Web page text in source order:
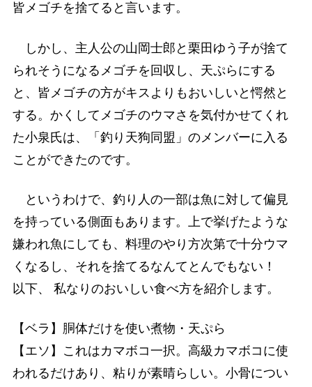
皆メゴチを捨てると言います。
しかし、主人公の山岡士郎と栗田ゆう子が捨て
られそうになるメゴチを回収し、天ぷらにする
と、皆メゴチの方がキスよりもおいしいと愕然と
する。かくしてメゴチのウマさを気付かせてくれ
た小泉氏は、「釣り天狗同盟」のメンバーに入る
ことができたのです。
というわけで、釣り人の一部は魚に対して偏見
を持っている側面もあります。上で挙げたような
嫌われ魚にしても、料理のやり方次第で十分ウマ
くなるし、それを捨てるなんてとんでもない！
以下、 私なりのおいしい食べ方を紹介します。
【ベラ】胴体だけを使い煮物・天ぷら
【エソ】これはカマボコ一択。高級カマボコに使
われるだけあり、粘りが素晴らしい。小骨につい